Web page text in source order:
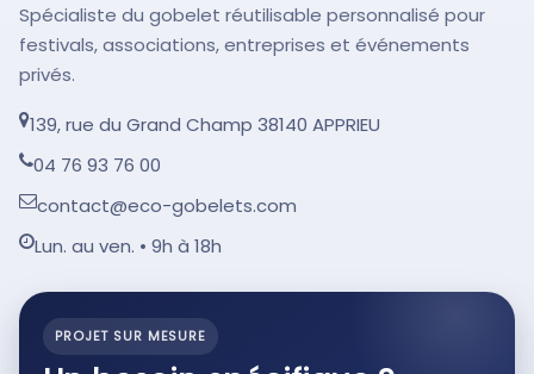
Spécialiste du gobelet réutilisable personnalisé pour
festivals, associations, entreprises et événements
privés.
139, rue du Grand Champ 38140 APPRIEU
04 76 93 76 00
contact@eco-gobelets.com
Lun. au ven. • 9h à 18h
PROJET SUR MESURE